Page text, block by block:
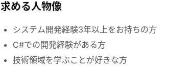
求める人物像
システム開発経験3年以上をお持ちの方
C#での開発経験がある方
技術領域を学ぶことが好きな方